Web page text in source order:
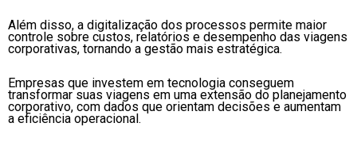
Além disso, a digitalização dos processos permite maior
controle sobre custos, relatórios e desempenho das viagens
corporativas, tornando a gestão mais estratégica.
Empresas que investem em tecnologia conseguem
transformar suas viagens em uma extensão do planejamento
corporativo, com dados que orientam decisões e aumentam
a eficiência operacional.